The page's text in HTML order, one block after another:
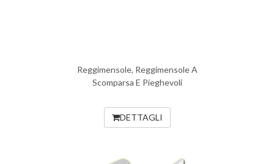
Reggimensole, Reggimensole A
Scomparsa E Pieghevoli
DETTAGLI